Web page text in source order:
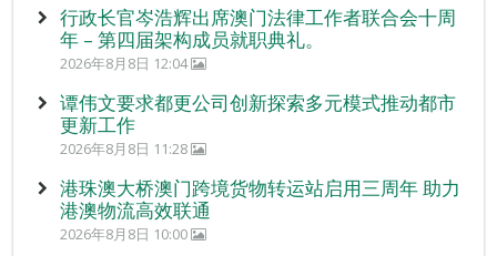
行政长官岑浩辉出席澳门法律工作者联合会十周
年 – 第四届架构成员就职典礼。
2026年8月8日 12:04
谭伟文要求都更公司创新探索多元模式推动都市
更新工作
2026年8月8日 11:28
港珠澳大桥澳门跨境货物转运站启用三周年 助力
港澳物流高效联通
2026年8月8日 10:00